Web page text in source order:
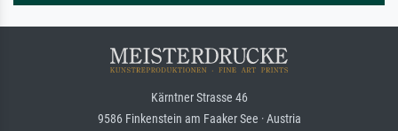
Kärntner Strasse 46
9586 Finkenstein am Faaker See · Austria